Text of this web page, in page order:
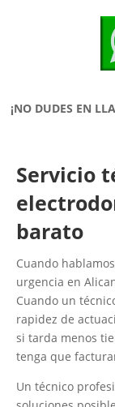
¡NO DUDES EN
Servicio
barato
Cuando
urgencia en
Cuando un
rapidez de
si tarda menos
tenga que
Un técnico